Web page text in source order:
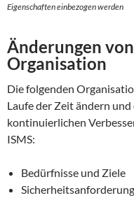
Eigenschaften einbezogen werden
Änderungen
Organisation
Die folgenden
Laufe der Zeit ändern
kontinuierlichen
ISMS:
Bedürfnisse und Ziele